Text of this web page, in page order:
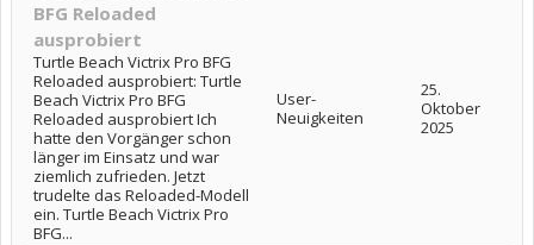
BFG Reloaded
ausprobiert
Turtle Beach Victrix Pro BFG
Reloaded ausprobiert: Turtle
Beach Victrix Pro BFG
Reloaded ausprobiert Ich
hatte den Vorgänger schon
länger im Einsatz und war
ziemlich zufrieden. Jetzt
trudelte das Reloaded-Modell
ein. Turtle Beach Victrix Pro
BFG...
User-
Neuigkeiten
25.
Oktober
2025